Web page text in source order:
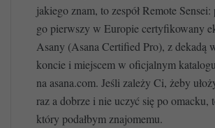
jakiego znam, to zespół Remote
go pierwszy w Europie certyfikowany
Asany (Asana Certified Pro), z dekadą
koncie i miejscem w oficjalnym
na asana.com. Jeśli zależy Ci, żeby
raz a dobrze i nie uczyć się po omacku,
który podałbym znajomemu.